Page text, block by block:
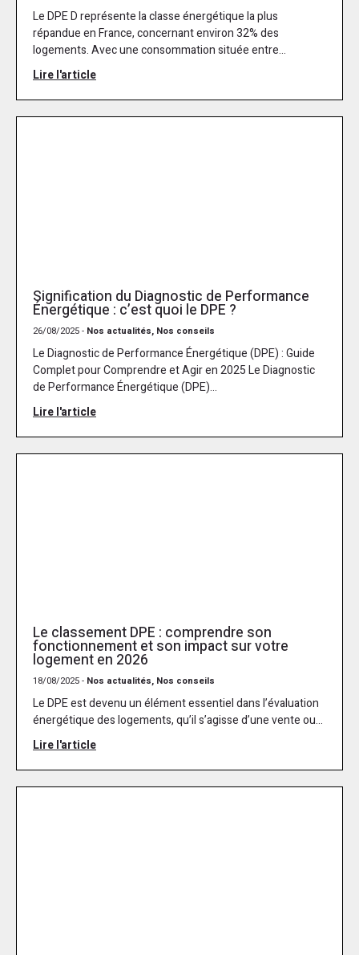
Le DPE D représente la classe énergétique la plus
répandue en France, concernant environ 32% des
logements. Avec une consommation située entre...
Lire l'article
Signification du Diagnostic de Performance
Énergétique : c’est quoi le DPE ?
26/08/2025 - Nos actualités, Nos conseils
Le Diagnostic de Performance Énergétique (DPE) : Guide
Complet pour Comprendre et Agir en 2025 Le Diagnostic
de Performance Énergétique (DPE)...
Lire l'article
Le classement DPE : comprendre son
fonctionnement et son impact sur votre
logement en 2026
18/08/2025 - Nos actualités, Nos conseils
Le DPE est devenu un élément essentiel dans l’évaluation
énergétique des logements, qu’il s’agisse d’une vente ou...
Lire l'article